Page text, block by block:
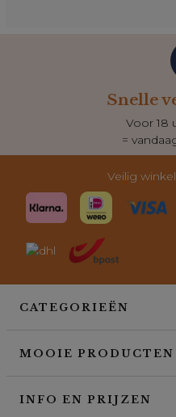
Snelle
Voor 18
=
Veilig
CATEGORIEËN
MOOIE PRODUCTEN
INFO EN PRIJZEN